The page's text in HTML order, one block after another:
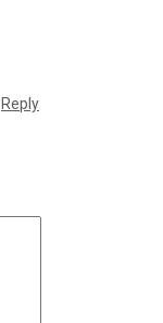
Reply